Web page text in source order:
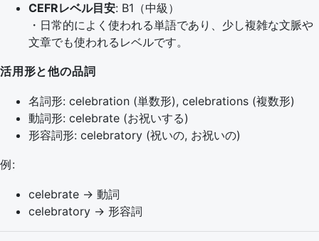
CEFRレベル目安: B1（中級）
・日常的によく使われる単語であり、少し複雑な文脈や
文章でも使われるレベルです。
活用形と他の品詞
名詞形: celebration (単数形), celebrations (複数形)
動詞形: celebrate (お祝いする)
形容詞形: celebratory (祝いの, お祝いの)
例:
celebrate → 動詞
celebratory → 形容詞